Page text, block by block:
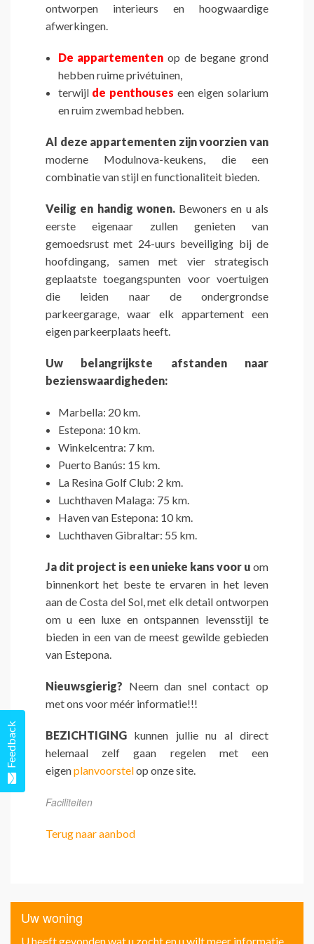
ontworpen interieurs en hoogwaardige
afwerkingen.
De appartementen op de begane grond
hebben ruime privétuinen,
terwijl de penthouses een eigen solarium
en ruim zwembad hebben.
Al deze appartementen zijn voorzien van
moderne Modulnova-keukens, die een
combinatie van stijl en functionaliteit bieden.
Veilig en handig wonen. Bewoners en u als
eerste eigenaar zullen genieten van
gemoedsrust met 24-uurs beveiliging bij de
hoofdingang, samen met vier strategisch
geplaatste toegangspunten voor voertuigen
die leiden naar de ondergrondse
parkeergarage, waar elk appartement een
eigen parkeerplaats heeft.
Uw belangrijkste afstanden naar
bezienswaardigheden:
Marbella: 20 km.
Estepona: 10 km.
Winkelcentra: 7 km.
Puerto Banús: 15 km.
La Resina Golf Club: 2 km.
Luchthaven Malaga: 75 km.
Haven van Estepona: 10 km.
Luchthaven Gibraltar: 55 km.
Ja dit project is een unieke kans voor u om
binnenkort het beste te ervaren in het leven
aan de Costa del Sol, met elk detail ontworpen
om u een luxe en ontspannen levensstijl te
bieden in een van de meest gewilde gebieden
van Estepona.
Nieuwsgierig? Neem dan snel contact op
met ons voor méér informatie!!!
BEZICHTIGING kunnen jullie nu al direct
helemaal zelf gaan regelen met een
eigenplanvoorstelop onze site.
Faciliteiten
Terug naar aanbod
Uw woning
U heeft gevonden wat u zocht en u wilt meer informatie
Feedback